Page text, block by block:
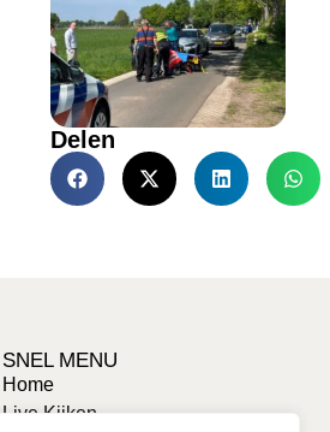
Delen
SNEL MENU
Home
Live Kijken